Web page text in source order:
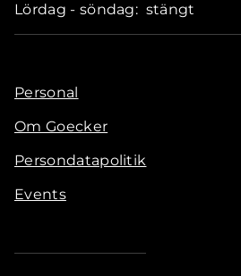
Lördag - söndag: stängt
Personal
Om Goecker
Persondatapolitik
Events